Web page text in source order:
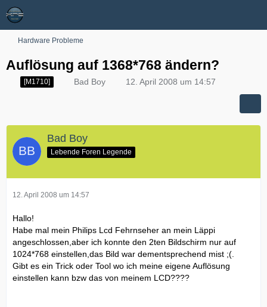
Hardware Probleme
Auflösung auf 1368*768 ändern?
[M1710] Bad Boy 12. April 2008 um 14:57
Bad Boy
Lebende Foren Legende
12. April 2008 um 14:57
Hallo!
Habe mal mein Philips Lcd Fehrnseher an mein Läppi
angeschlossen,aber ich konnte den 2ten Bildschirm nur auf
1024*768 einstellen,das Bild war dementsprechend mist ;(.
Gibt es ein Trick oder Tool wo ich meine eigene Auflösung
einstellen kann bzw das von meinem LCD????